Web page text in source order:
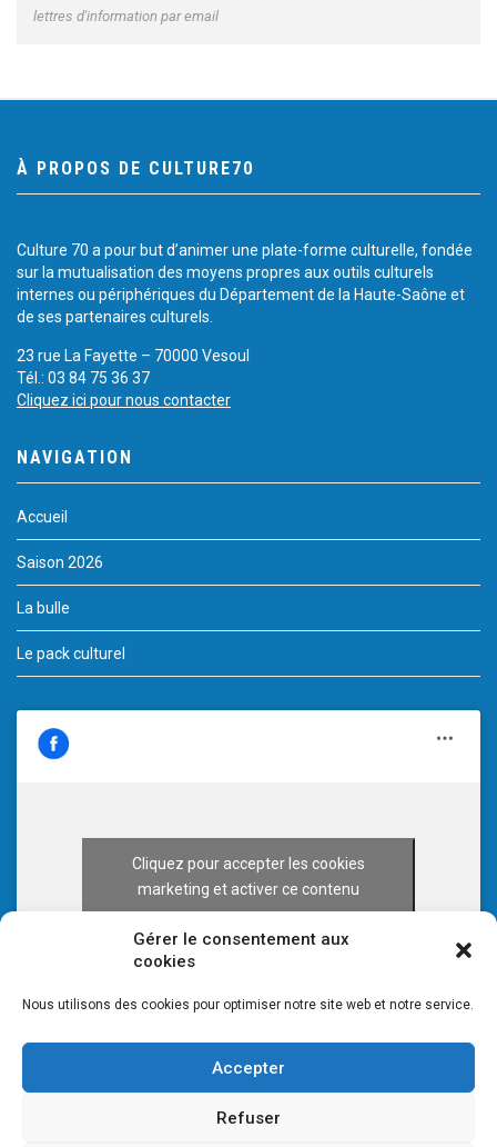
Gérer le consentement aux
cookies
Nous utilisons des cookies pour optimiser notre site web et notre service.
Accepter
Refuser
lettres d'information par email
À PROPOS DE CULTURE70
Culture 70 a pour but d’animer une plate-forme culturelle, fondée
sur la mutualisation des moyens propres aux outils culturels
internes ou périphériques du Département de la Haute-Saône et
de ses partenaires culturels.
23 rue La Fayette – 70000 Vesoul
Tél.: 03 84 75 36 37
Cliquez ici pour nous contacter
NAVIGATION
Accueil
Saison 2026
La bulle
Le pack culturel
Cliquez pour accepter les cookies
marketing et activer ce contenu